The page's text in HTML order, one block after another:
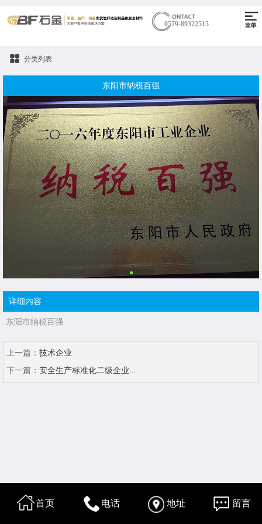
0579-89322515
分类列表
东阳市纳税百强
详细内容
东阳市纳税百强
上一篇： 技术企业
下一篇： 安全生产标准化二级企业...
首页 电话 地址 留言